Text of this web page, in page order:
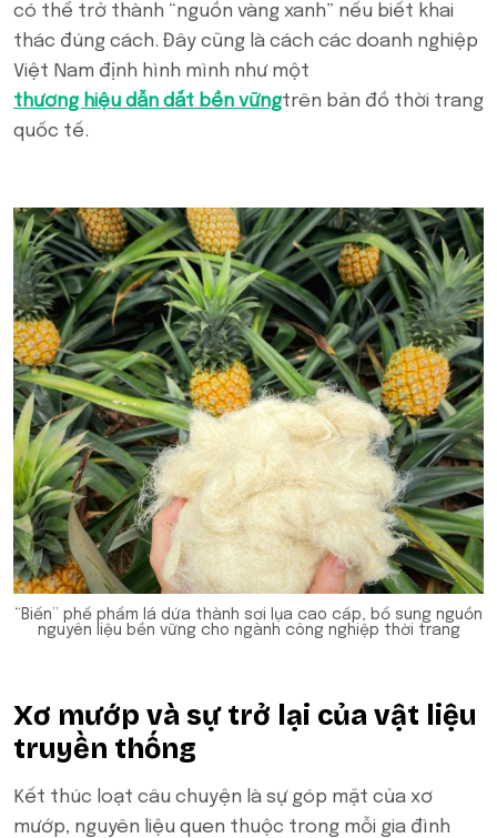
có thể trở thành “nguồn vàng xanh” nếu biết khai
thác đúng cách. Đây cũng là cách các doanh nghiệp
Việt Nam định hình mình như một
thương hiệu dẫn dắt bền vữngtrên bản đồ thời trang
quốc tế.
“Biến” phế phẩm lá dứa thành sơi lụa cao cấp, bổ sung nguồn
nguyên liệu bền vững cho ngành công nghiệp thời trang
Xơ mướp và sự trở lại của vật liệu
truyền thống
Kết thúc loạt câu chuyện là sự góp mặt của xơ
mướp, nguyên liệu quen thuộc trong mỗi gia đình